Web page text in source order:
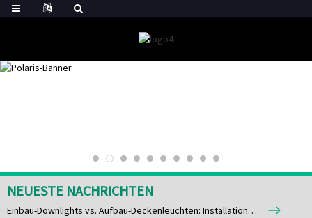
NEUESTE NACHRICHTEN
Einbau-Downlights vs. Aufbau-Deckenleuchten: Installationsunterschiede und wichtige Überlegungen